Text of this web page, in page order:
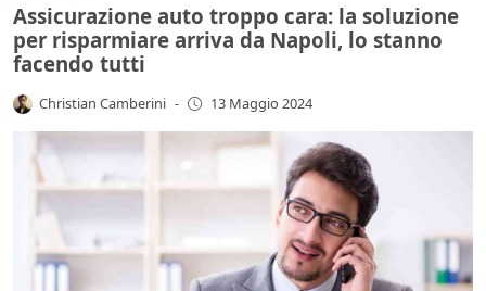
Assicurazione auto troppo cara: la soluzione
per risparmiare arriva da Napoli, lo stanno
facendo tutti
Christian Camberini - 13 Maggio 2024